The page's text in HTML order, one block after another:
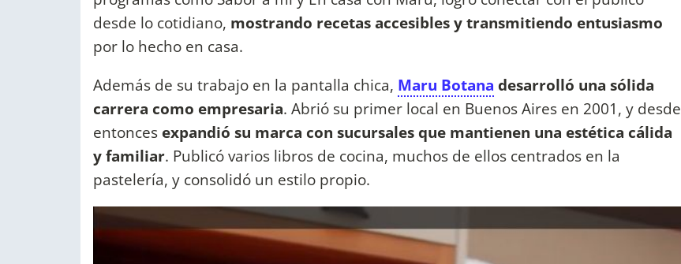
desde lo cotidiano, mostrando recetas accesibles y transmitiendo entusiasmo
por lo hecho en casa.
Además de su trabajo en la pantalla chica, Maru Botana desarrolló una sólida
carrera como empresaria. Abrió su primer local en Buenos Aires en 2001, y desde
entonces expandió su marca con sucursales que mantienen una estética cálida
y familiar. Publicó varios libros de cocina, muchos de ellos centrados en la
pastelería, y consolidó un estilo propio.